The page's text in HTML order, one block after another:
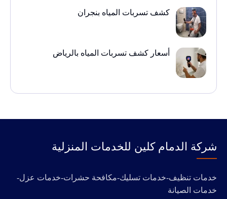
كشف تسربات المياه بنجران
أسعار كشف تسربات المياه بالرياض
‭‬شركة الدمام كلين للخدمات المنزلية
خدمات تنظيف-خدمات تسليك-مكافحة حشرات-خدمات عزل-
خدمات الصيانة